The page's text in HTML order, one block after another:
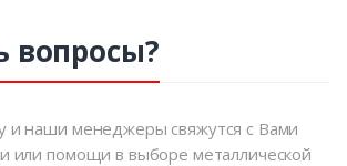
вопросы?
и наши менеджеры свяжутся с Вами
или помощи в выборе металлической